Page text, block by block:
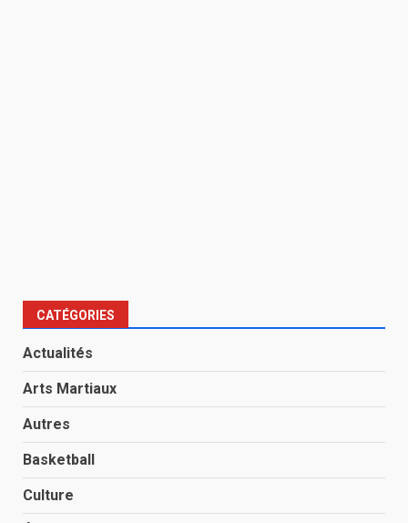
CATÉGORIES
Actualités
Arts Martiaux
Autres
Basketball
Culture